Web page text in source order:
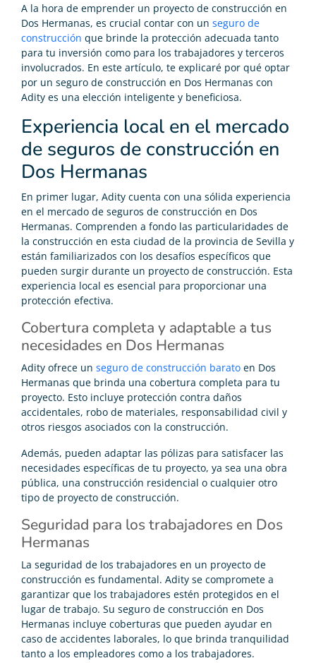
A la hora de emprender un proyecto de construcción en
Dos Hermanas, es crucial contar con un seguro de
construcción que brinde la protección adecuada tanto
para tu inversión como para los trabajadores y terceros
involucrados. En este artículo, te explicaré por qué optar
por un seguro de construcción en Dos Hermanas con
Adity es una elección inteligente y beneficiosa.
Experiencia local en el mercado
de seguros de construcción en
Dos Hermanas
En primer lugar, Adity cuenta con una sólida experiencia
en el mercado de seguros de construcción en Dos
Hermanas. Comprenden a fondo las particularidades de
la construcción en esta ciudad de la provincia de Sevilla y
están familiarizados con los desafíos específicos que
pueden surgir durante un proyecto de construcción. Esta
experiencia local es esencial para proporcionar una
protección efectiva.
Cobertura completa y adaptable a tus
necesidades en Dos Hermanas
Adity ofrece un seguro de construcción barato en Dos
Hermanas que brinda una cobertura completa para tu
proyecto. Esto incluye protección contra daños
accidentales, robo de materiales, responsabilidad civil y
otros riesgos asociados con la construcción.
Además, pueden adaptar las pólizas para satisfacer las
necesidades específicas de tu proyecto, ya sea una obra
pública, una construcción residencial o cualquier otro
tipo de proyecto de construcción.
Seguridad para los trabajadores en Dos
Hermanas
La seguridad de los trabajadores en un proyecto de
construcción es fundamental. Adity se compromete a
garantizar que los trabajadores estén protegidos en el
lugar de trabajo. Su seguro de construcción en Dos
Hermanas incluye coberturas que pueden ayudar en
caso de accidentes laborales, lo que brinda tranquilidad
tanto a los empleadores como a los trabajadores.